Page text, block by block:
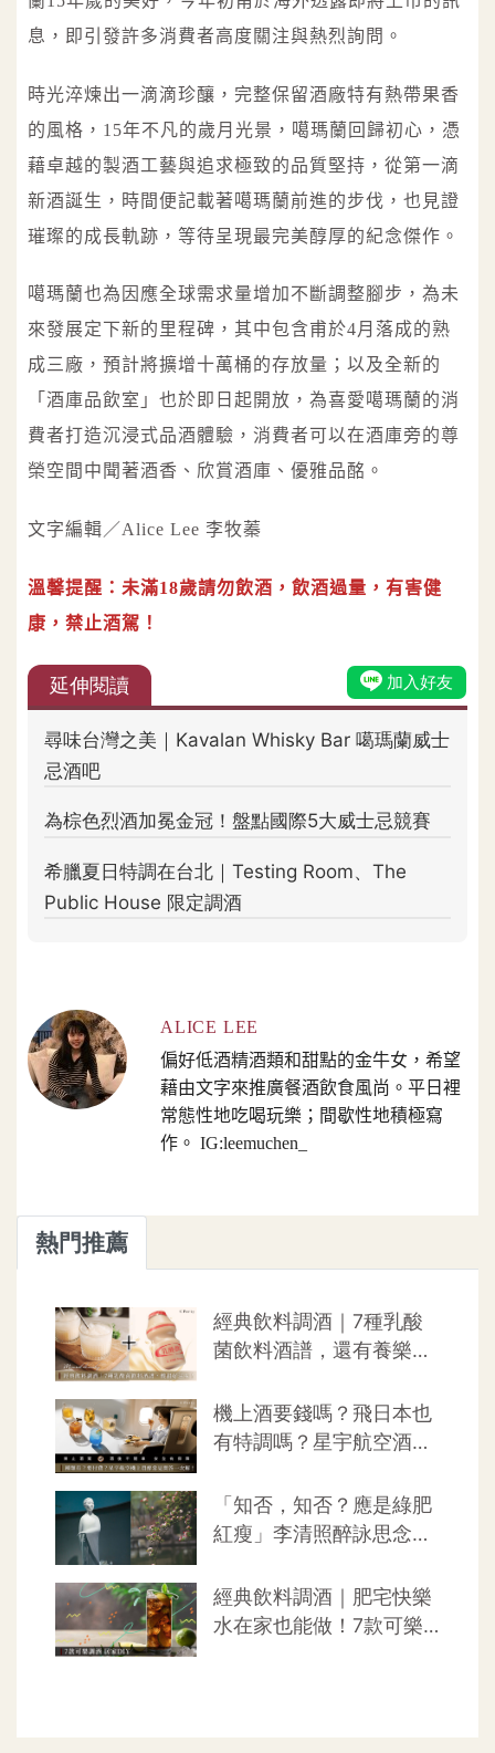
息，即引發許多消費者高度關注與熱烈詢問。
時光淬煉出一滴滴珍釀，完整保留酒廠特有熱帶果香
的風格，15年不凡的歲月光景，噶瑪蘭回歸初心，憑
藉卓越的製酒工藝與追求極致的品質堅持，從第一滴
新酒誕生，時間便記載著噶瑪蘭前進的步伐，也見證
璀璨的成長軌跡，等待呈現最完美醇厚的紀念傑作。
噶瑪蘭也為因應全球需求量增加不斷調整腳步，為未
來發展定下新的里程碑，其中包含甫於4月落成的熟
成三廠，預計將擴增十萬桶的存放量；以及全新的
「酒庫品飲室」也於即日起開放，為喜愛噶瑪蘭的消
費者打造沉浸式品酒體驗，消費者可以在酒庫旁的尊
榮空間中聞著酒香、欣賞酒庫、優雅品酩。
文字編輯／Alice Lee 李牧蓁
溫馨提醒：未滿18歲請勿飲酒，飲酒過量，有害健
康，禁止酒駕！
ALICE LEE
偏好低酒精酒類和甜點的金牛女，希望
藉由文字來推廣餐酒飲食風尚。平日裡
常態性地吃喝玩樂；間歇性地積極寫
作。 IG:leemuchen_